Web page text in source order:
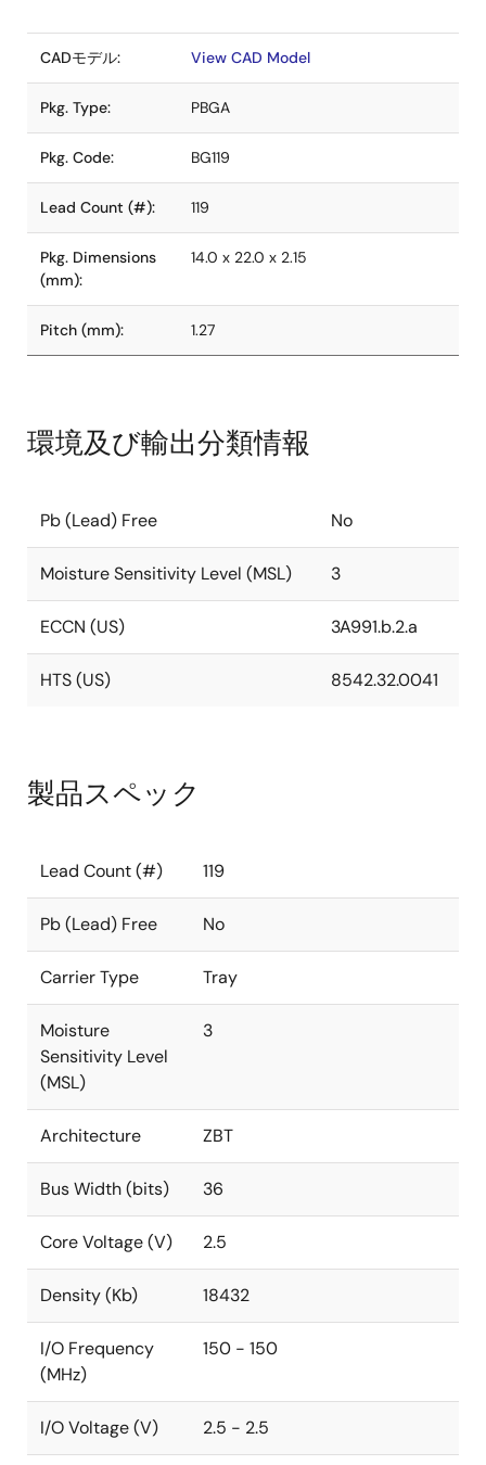
CADモデル: View CAD Model
Pkg. Type: PBGA
Pkg. Code: BG119
Lead Count (#): 119
Pkg. Dimensions
(mm):
14.0 x 22.0 x 2.15
Pitch (mm): 1.27
環境及び輸出分類情報
Pb (Lead) Free No
Moisture Sensitivity Level (MSL) 3
ECCN (US) 3A991.b.2.a
HTS (US) 8542.32.0041
製品スペック
Lead Count (#) 119
Pb (Lead) Free No
Carrier Type Tray
Moisture
Sensitivity Level
(MSL)
3
Architecture ZBT
Bus Width (bits) 36
Core Voltage (V) 2.5
Density (Kb) 18432
I/O Frequency
(MHz)
150 - 150
I/O Voltage (V) 2.5 - 2.5